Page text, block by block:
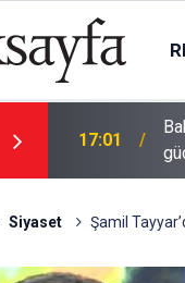
17:01
Siyaset Şamil